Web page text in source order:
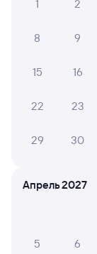
1
2
8 9
15 16
22 23
29 30
Апрель 2027
5 6